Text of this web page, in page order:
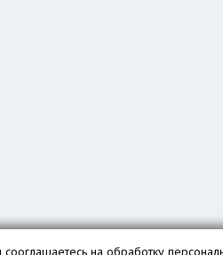
на обработку